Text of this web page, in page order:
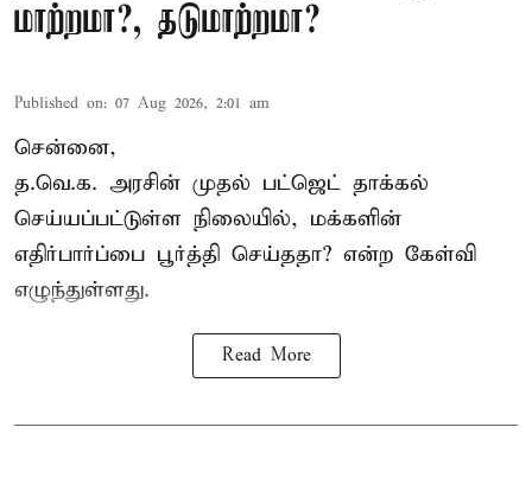
மாற்றமா?, தடுமாற்றமா?
Published on: 07 Aug 2026, 2:01 am
சென்னை,
த.வெ.க. அரசின் முதல் பட்ஜெட் தாக்கல்
செய்யப்பட்டுள்ள நிலையில், மக்களின்
எதிர்பார்ப்பை பூர்த்தி செய்ததா? என்ற கேள்வி
எழுந்துள்ளது.
Read More